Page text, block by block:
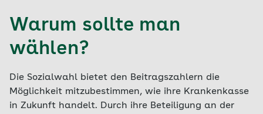
Warum sollte man
wählen?
Die Sozialwahl bietet den Beitragszahlern die
Möglichkeit mitzubestimmen, wie ihre Krankenkasse
in Zukunft handelt. Durch ihre Beteiligung an der